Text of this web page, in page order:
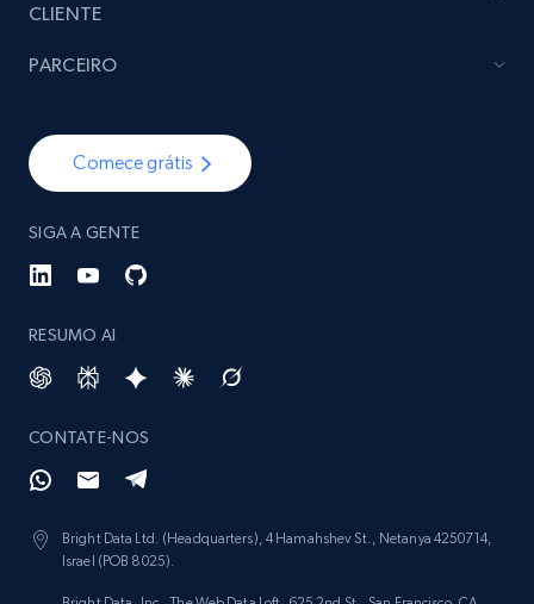
Comece grátis
SIGA A GENTE
RESUMO AI
CONTATE-NOS
Bright Data Ltd. (Headquarters), 4 Hamahshev St., Netanya 4250714,
Israel (POB 8025).
CLIENTE
PARCEIRO